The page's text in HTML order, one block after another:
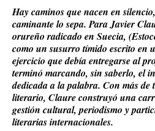
Hay caminos que nacen en
caminante lo sepa. Para Javier
orureño radicado en Suecia,
como un susurro tímido escrito en
ejercicio que debía entregarse al
terminó marcando, sin saberlo, el
dedicada a la palabra. Con más de
literario, Claure construyó una
gestión cultural, periodismo y
literarias internacionales.